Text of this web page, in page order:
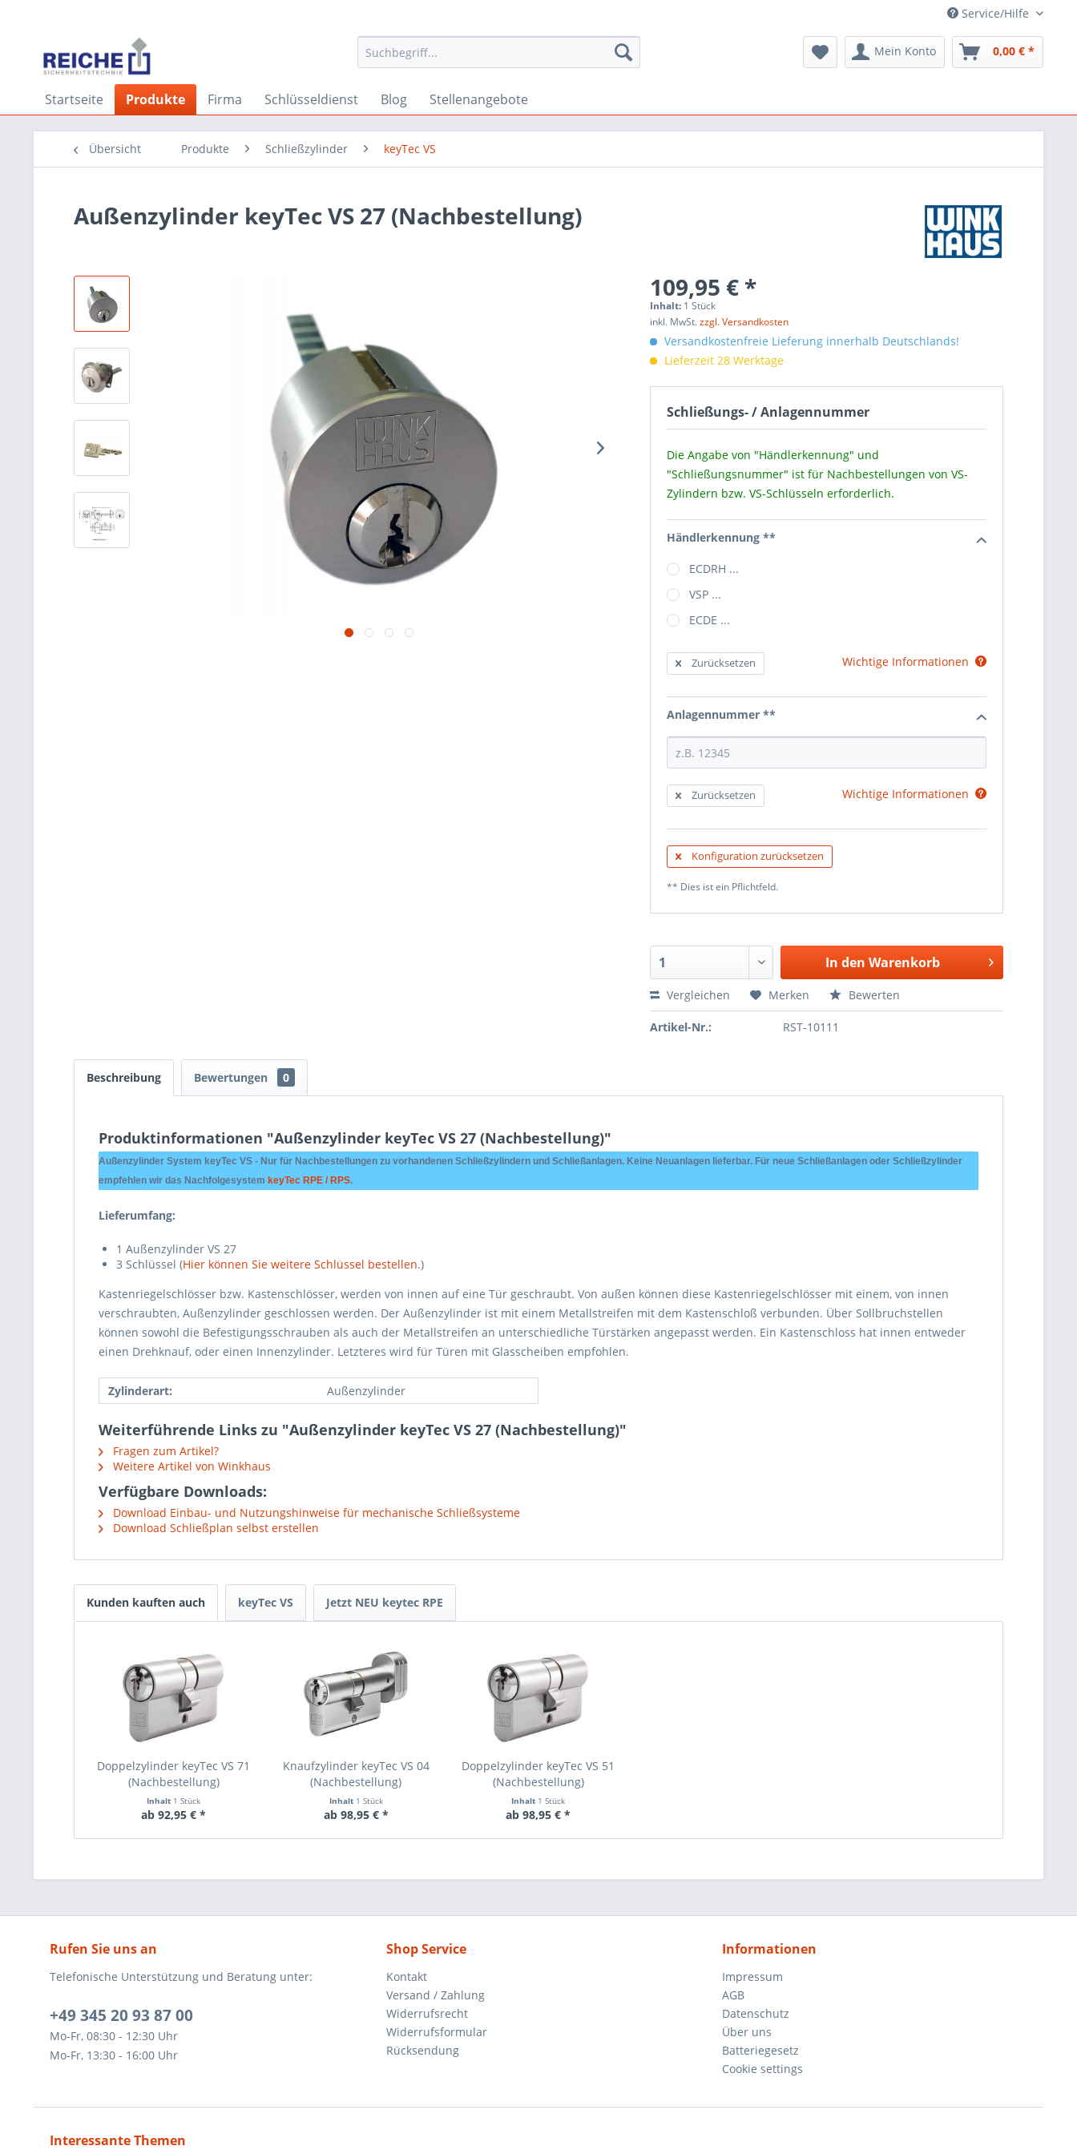
Service/Hilfe
Mein Konto 0,00 € *
Startseite Produkte Firma Schlüsseldienst Blog Stellenangebote
Übersicht Produkte Schließzylinder keyTec VS
Außenzylinder keyTec VS 27 (Nachbestellung)
109,95 € *
Inhalt: 1 Stück
inkl. MwSt.zzgl. Versandkosten
Versandkostenfreie Lieferung innerhalb Deutschlands!
Lieferzeit 28 Werktage
Schließungs- / Anlagennummer
Die Angabe von "Händlerkennung" und
"Schließungsnummer" ist für Nachbestellungen von VS-
Zylindern bzw. VS-Schlüsseln erforderlich.
Händlerkennung **
ECDRH ...
VSP ...
ECDE ...
Zurücksetzen Wichtige Informationen
Anlagennummer **
Zurücksetzen Wichtige Informationen
Konfiguration zurücksetzen
** Dies ist ein Pflichtfeld.
In den Warenkorb
Vergleichen Merken Bewerten
Artikel-Nr.: RST-10111
Beschreibung Bewertungen 0
Produktinformationen "Außenzylinder keyTec VS 27 (Nachbestellung)"
Außenzylinder System keyTec VS - Nur für Nachbestellungen zu vorhandenen Schließzylindern und Schließanlagen. Keine Neuanlagen lieferbar. Für neue Schließanlagen oder Schließzylinder
empfehlen wir das Nachfolgesystem keyTec RPE / RPS.
Lieferumfang:
1 Außenzylinder VS 27
3 Schlüssel (Hier können Sie weitere Schlüssel bestellen.)
Kastenriegelschlösser bzw. Kastenschlösser, werden von innen auf eine Tür geschraubt. Von außen können diese Kastenriegelschlösser mit einem, von innen
verschraubten, Außenzylinder geschlossen werden. Der Außenzylinder ist mit einem Metallstreifen mit dem Kastenschloß verbunden. Über Sollbruchstellen
können sowohl die Befestigungsschrauben als auch der Metallstreifen an unterschiedliche Türstärken angepasst werden. Ein Kastenschloss hat innen entweder
einen Drehknauf, oder einen Innenzylinder. Letzteres wird für Türen mit Glasscheiben empfohlen.
Zylinderart: Außenzylinder
Weiterführende Links zu "Außenzylinder keyTec VS 27 (Nachbestellung)"
Fragen zum Artikel?
Weitere Artikel von Winkhaus
Verfügbare Downloads:
Download Einbau- und Nutzungshinweise für mechanische Schließsysteme
Download Schließplan selbst erstellen
Kunden kauften auch keyTec VS Jetzt NEU keytec RPE
Doppelzylinder keyTec VS 71
(Nachbestellung)
Inhalt 1 Stück
ab 92,95 € *
Knaufzylinder keyTec VS 04
(Nachbestellung)
Inhalt 1 Stück
ab 98,95 € *
Doppelzylinder keyTec VS 51
(Nachbestellung)
Inhalt 1 Stück
ab 98,95 € *
Rufen Sie uns an
Telefonische Unterstützung und Beratung unter:
+49 345 20 93 87 00
Mo-Fr, 08:30 - 12:30 Uhr
Mo-Fr, 13:30 - 16:00 Uhr
Shop Service
Kontakt
Versand / Zahlung
Widerrufsrecht
Widerrufsformular
Rücksendung
Informationen
Impressum
AGB
Datenschutz
Über uns
Batteriegesetz
Cookie settings
Interessante Themen